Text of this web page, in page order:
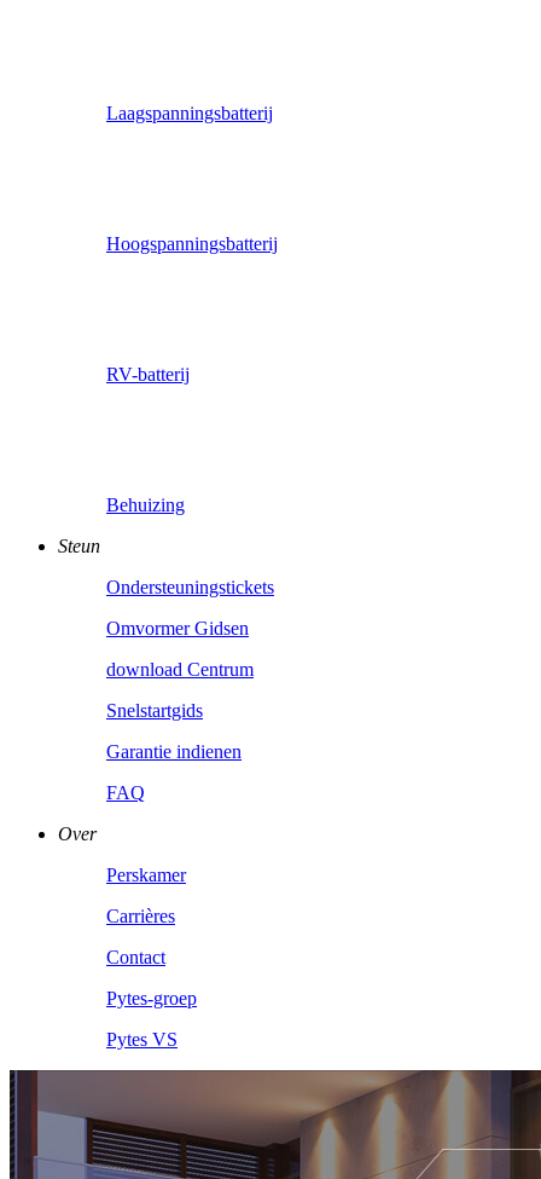
Laagspanningsbatterij
Hoogspanningsbatterij
RV-batterij
Behuizing
Steun
Ondersteuningstickets
Omvormer Gidsen
download Centrum
Snelstartgids
Garantie indienen
FAQ
Over
Perskamer
Carrières
Contact
Pytes-groep
Pytes VS